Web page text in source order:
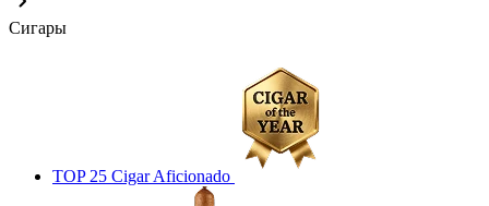
Сигары
TOP 25 Cigar Aficionado